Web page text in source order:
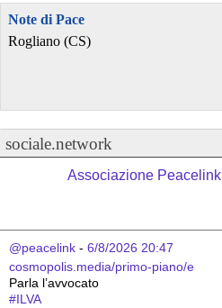
Note di Pace
Rogliano (CS)
sociale.network
Associazione Peacelink
@peacelink - 6/8/2026 20:47
cosmopolis.media/primo-piano/e
Parla l’avvocato
#ILVA